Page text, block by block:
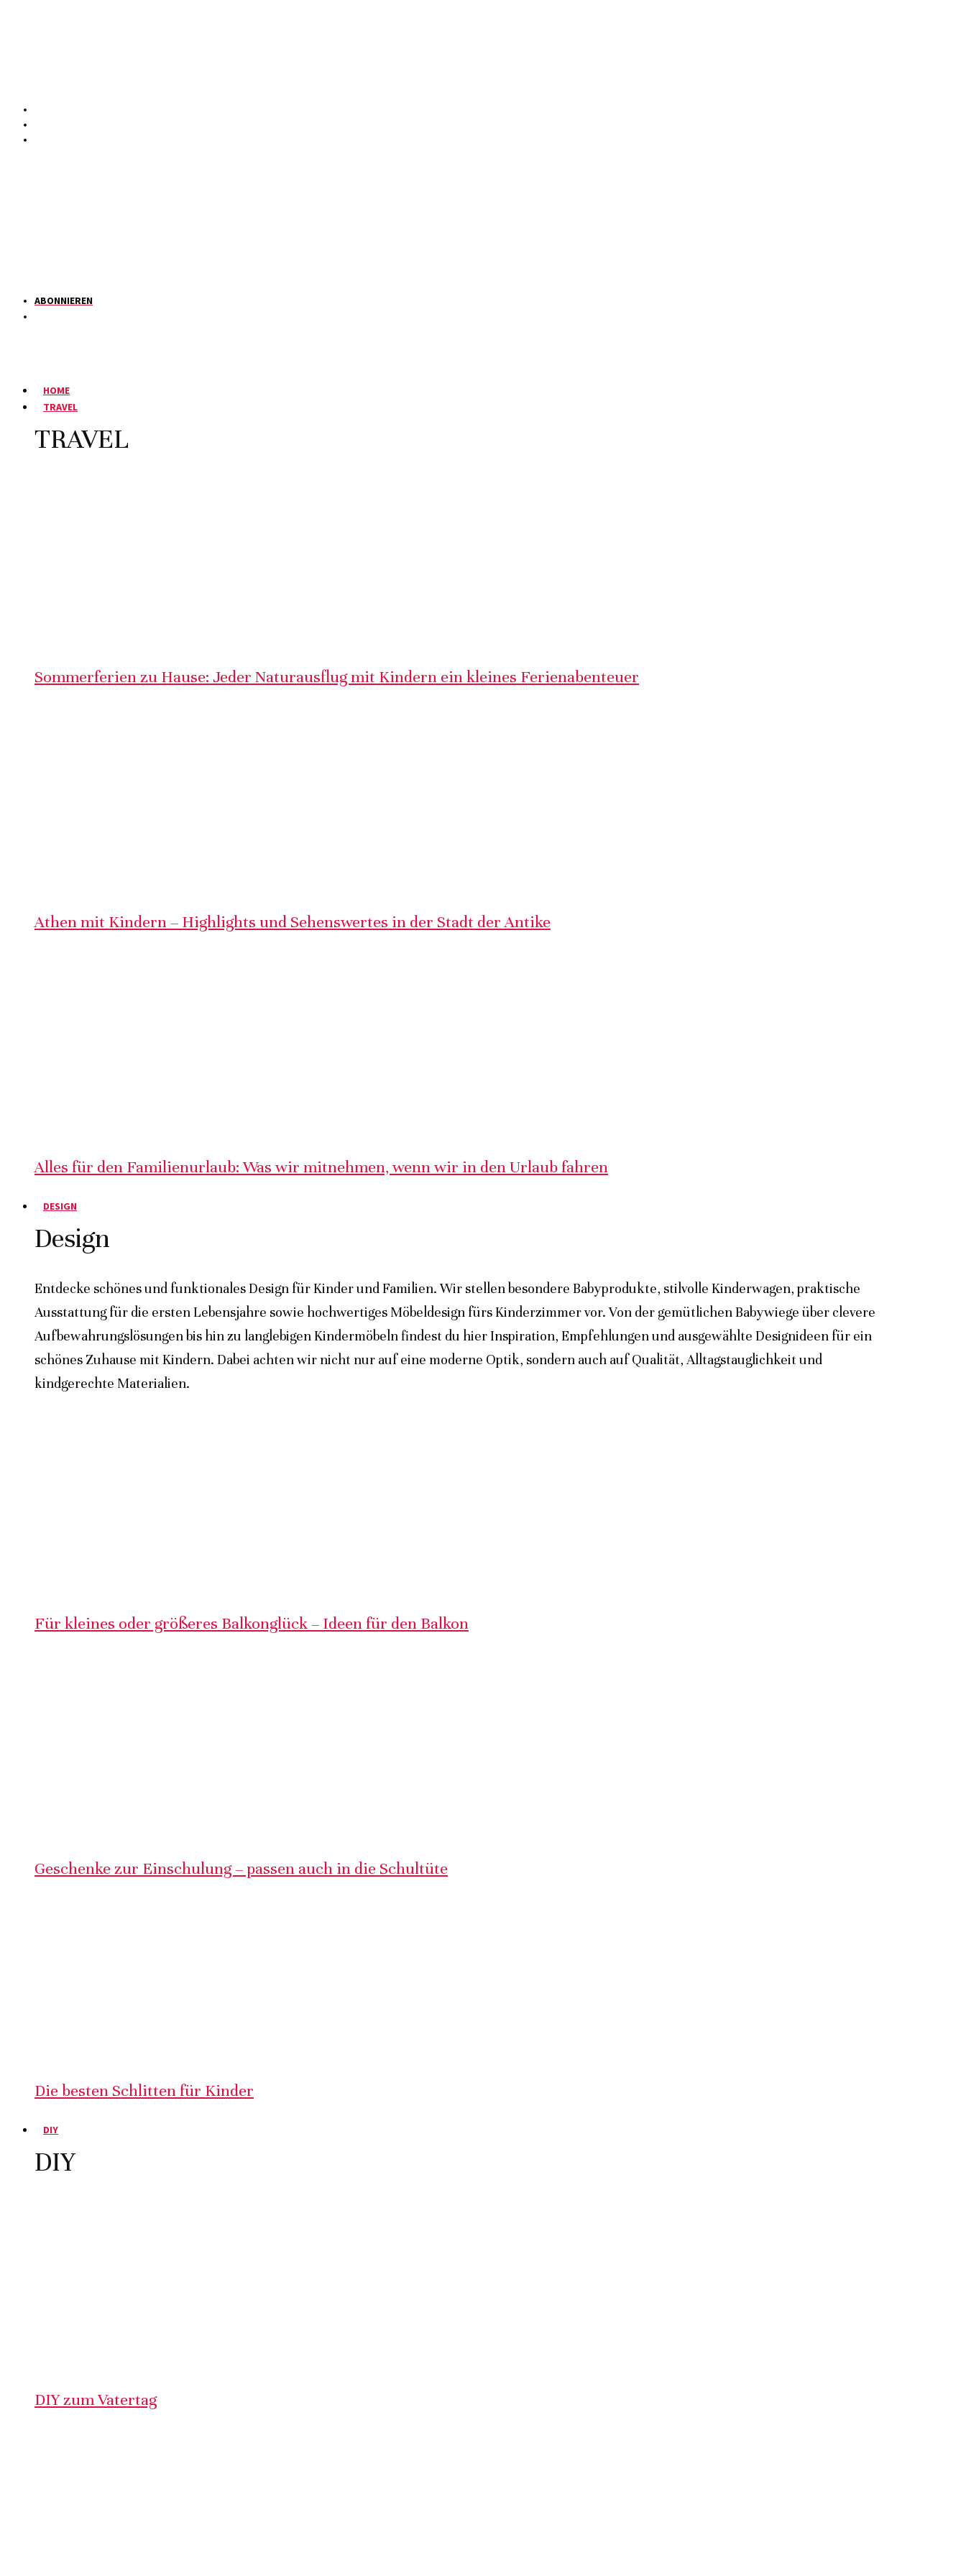
ABONNIEREN
HOME
TRAVEL
TRAVEL
Sommerferien zu Hause: Jeder Naturausflug mit Kindern ein kleines Ferienabenteuer
Athen mit Kindern – Highlights und Sehenswertes in der Stadt der Antike
Alles für den Familienurlaub: Was wir mitnehmen, wenn wir in den Urlaub fahren
DESIGN
Design
Entdecke schönes und funktionales Design für Kinder und Familien. Wir stellen besondere Babyprodukte, stilvolle Kinderwagen, praktische
Ausstattung für die ersten Lebensjahre sowie hochwertiges Möbeldesign fürs Kinderzimmer vor. Von der gemütlichen Babywiege über clevere
Aufbewahrungslösungen bis hin zu langlebigen Kindermöbeln findest du hier Inspiration, Empfehlungen und ausgewählte Designideen für ein
schönes Zuhause mit Kindern. Dabei achten wir nicht nur auf eine moderne Optik, sondern auch auf Qualität, Alltagstauglichkeit und
kindgerechte Materialien.
Für kleines oder größeres Balkonglück – Ideen für den Balkon
Geschenke zur Einschulung – passen auch in die Schultüte
Die besten Schlitten für Kinder
DIY
DIY
DIY zum Vatertag